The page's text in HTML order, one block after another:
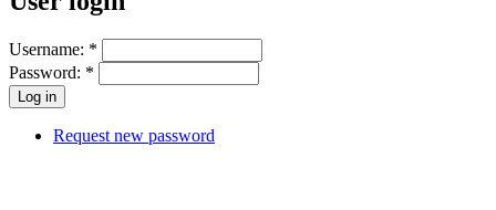
Username: *
Password: *
Request new password